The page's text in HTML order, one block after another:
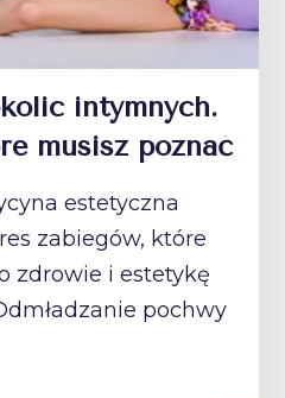
intymnych.
musisz poznać
estetyczna
zabiegów, które
zdrowie i estetykę
pochwy